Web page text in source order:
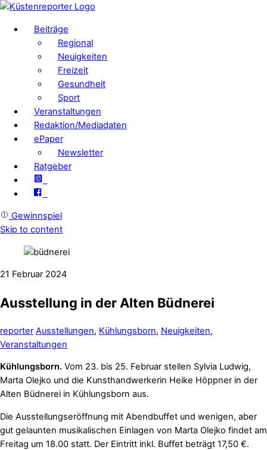
Beiträge
Regional
Neuigkeiten
Freizeit
Gesundheit
Sport
Veranstaltungen
Redaktion/Mediadaten
ePaper
Newsletter
Ratgeber
Gewinnspiel
Skip to content
21 Februar 2024
Ausstellung in der Alten Büdnerei
reporter Ausstellungen, Kühlungsborn, Neuigkeiten,
Veranstaltungen
Kühlungsborn. Vom 23. bis 25. Februar stellen Sylvia Ludwig,
Marta Olejko und die Kunsthandwerkerin Heike Höppner in der
Alten Büdnerei in Kühlungsborn aus.
Die Ausstellungseröffnung mit Abendbuffet und wenigen, aber
gut gelaunten musikalischen Einlagen von Marta Olejko findet am
Freitag um 18.00 statt. Der Eintritt inkl. Buffet beträgt 17,50 €.